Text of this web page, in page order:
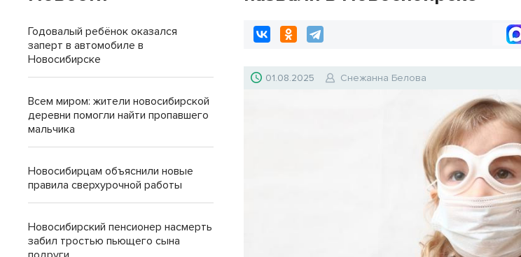
01.08.2025 Снежанна Белова
Годовалый ребёнок оказался
заперт в автомобиле в
Новосибирске
Всем миром: жители новосибирской
деревни помогли найти пропавшего
мальчика
Новосибирцам объяснили новые
правила сверхурочной работы
Новосибирский пенсионер насмерть
забил тростью пьющего сына